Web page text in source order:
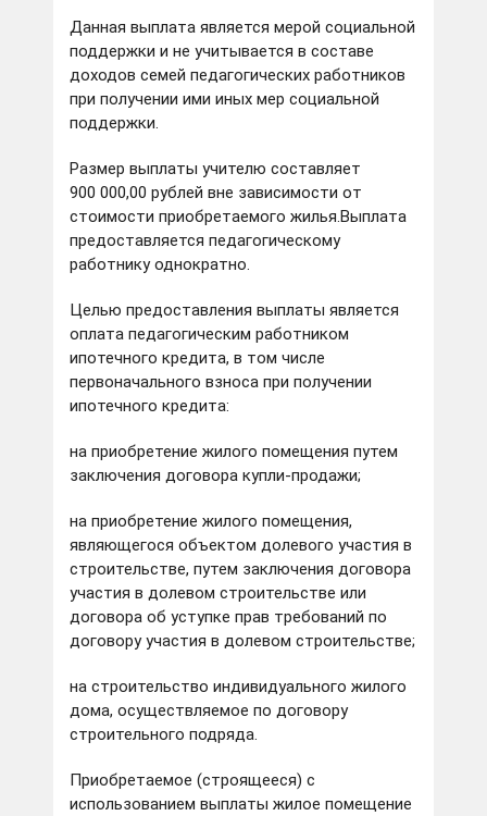
Данная выплата является мерой социальной
поддержки и не учитывается в составе
доходов семей педагогических работников
при получении ими иных мер социальной
поддержки.
Размер выплаты учителю составляет
900 000,00 рублей вне зависимости от
стоимости приобретаемого жилья.Выплата
предоставляется педагогическому
работнику однократно.
Целью предоставления выплаты является
оплата педагогическим работником
ипотечного кредита, в том числе
первоначального взноса при получении
ипотечного кредита:
на приобретение жилого помещения путем
заключения договора купли-продажи;
на приобретение жилого помещения,
являющегося объектом долевого участия в
строительстве, путем заключения договора
участия в долевом строительстве или
договора об уступке прав требований по
договору участия в долевом строительстве;
на строительство индивидуального жилого
дома, осуществляемое по договору
строительного подряда.
Приобретаемое (строящееся) с
использованием выплаты жилое помещение